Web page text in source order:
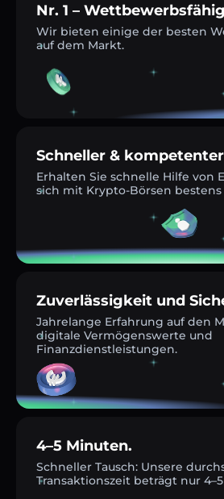
Nr. 1 –
Wir bieten einige der besten
auf dem Markt.
Schneller &
Erhalten Sie schnelle Hilfe von
sich mit Krypto-Börsen
Zuverlässigkeit und
Jahrelange Erfahrung auf den
digitale Vermögenswerte und
Finanzdienstleistungen.
4–5 Minuten.
Schneller Tausch: Unsere
Transaktionszeit beträgt nur